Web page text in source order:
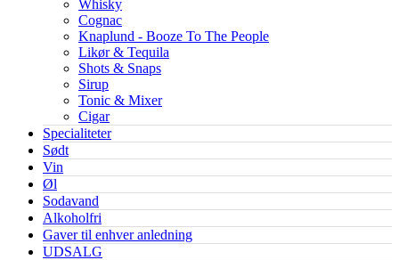
Whisky
Cognac
Knaplund - Booze To The People
Likør & Tequila
Shots & Snaps
Sirup
Tonic & Mixer
Cigar
Specialiteter
Sødt
Vin
Øl
Sodavand
Alkoholfri
Gaver til enhver anledning
UDSALG